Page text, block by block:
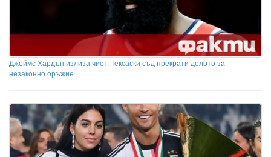
Джеймс Хардън излиза чист: Тексаски съд прекрати делото за
незаконно оръжие